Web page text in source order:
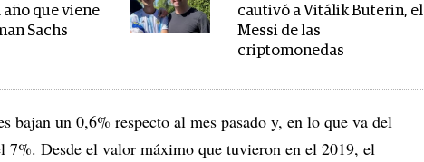
que viene
Sachs
cautivó a Vitálik Buterin, el
Messi de las
criptomonedas
bajan un 0,6% respecto al mes pasado y, en lo que va del
7%. Desde el valor máximo que tuvieron en el 2019, el